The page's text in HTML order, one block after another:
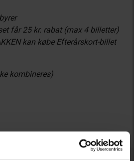
får 25 kr. rabat (max 4 billetter)
kan købe Efterårskort-billet
kombineres)